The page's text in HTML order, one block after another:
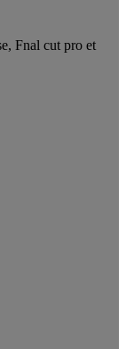
Fnal cut pro et